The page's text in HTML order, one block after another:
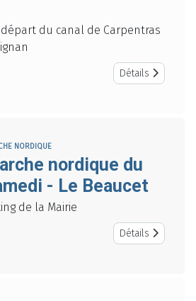
du canal de Carpentras
Détails
NORDIQUE
nordique du
- Le Beaucet
de la Mairie
Détails